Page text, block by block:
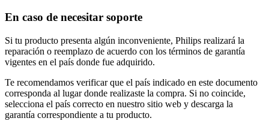
En caso de necesitar soporte
Si tu producto presenta algún inconveniente, Philips realizará la
reparación o reemplazo de acuerdo con los términos de garantía
vigentes en el país donde fue adquirido.
Te recomendamos verificar que el país indicado en este documento
corresponda al lugar donde realizaste la compra. Si no coincide,
selecciona el país correcto en nuestro sitio web y descarga la
garantía correspondiente a tu producto.